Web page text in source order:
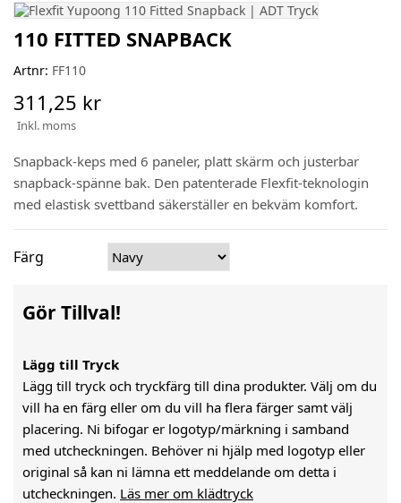
110 FITTED SNAPBACK
Artnr: FF110
311,25 kr
Inkl. moms
Snapback-keps med 6 paneler, platt skärm och justerbar
snapback-spänne bak. Den patenterade Flexfit-teknologin
med elastisk svettband säkerställer en bekväm komfort.
Färg
Gör Tillval!
Lägg till Tryck
Lägg till tryck och tryckfärg till dina produkter. Välj om du
vill ha en färg eller om du vill ha flera färger samt välj
placering. Ni bifogar er logotyp/märkning i samband
med utcheckningen. Behöver ni hjälp med logotyp eller
original så kan ni lämna ett meddelande om detta i
utcheckningen. Läs mer om klädtryck